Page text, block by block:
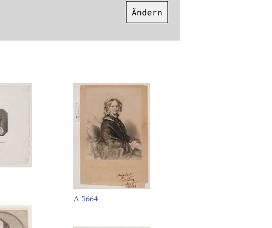
Ändern
A 5664